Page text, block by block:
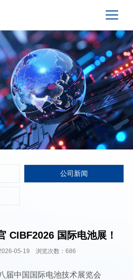
公司新闻
CIBF2026 国际电池展！
05-19 浏览次数：686
届中国国际电池技术展览会